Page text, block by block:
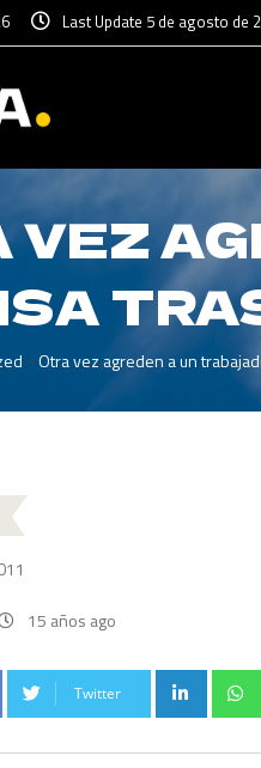
Last Update 5 de agosto de
VEZ
-Otra vez agreden a un
15 años ago
Twitter